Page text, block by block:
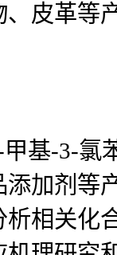
皮革等
基-3-
加剂等
相关化